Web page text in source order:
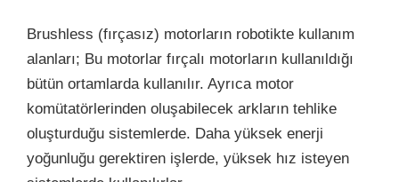
Brushless (fırçasız) motorların robotikte kullanım
alanları; Bu motorlar fırçalı motorların kullanıldığı
bütün ortamlarda kullanılır. Ayrıca motor
komütatörlerinden oluşabilecek arkların tehlike
oluşturduğu sistemlerde. Daha yüksek enerji
yoğunluğu gerektiren işlerde, yüksek hız isteyen